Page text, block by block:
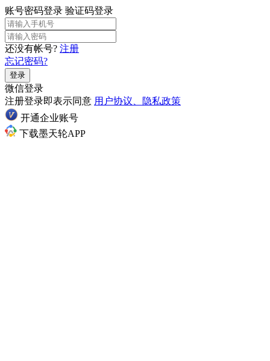
账号密码登录 验证码登录
还没有帐号? 注册
忘记密码?
登录
微信登录
注册登录即表示同意 用户协议、隐私政策
开通企业账号
下载墨天轮APP